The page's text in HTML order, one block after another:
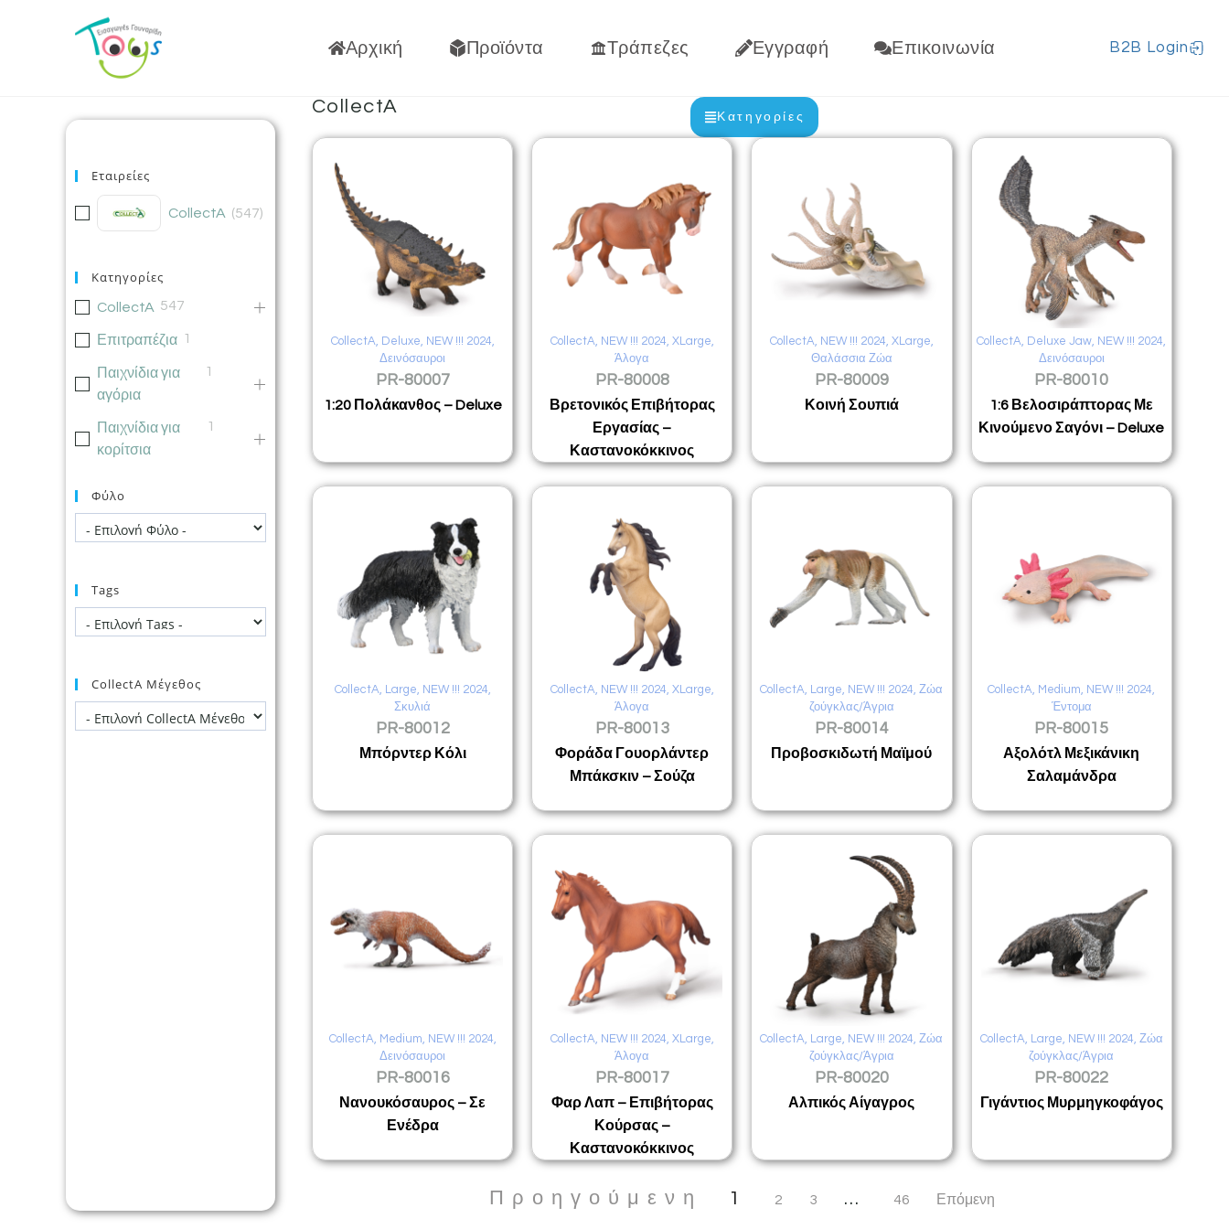
Αρχική Προϊόντα Τράπεζες Εγγραφή Επικοινωνία B2B Login
Εταιρείες
CollectA (547)
Κατηγορίες
CollectA 547
Επιτραπέζια 1
Παιχνίδια για
αγόρια
1
Παιχνίδια για
κορίτσια
1
Φύλο
Tags
CollectA Μέγεθος
CollectA Κατηγορίες
CollectA, Deluxe, NEW !!! 2024,
Δεινόσαυροι
PR-80007
1:20 Πολάκανθος – Deluxe
CollectA, NEW !!! 2024, XLarge,
Άλογα
PR-80008
Βρετονικός Επιβήτορας
Εργασίας –
Καστανοκόκκινος
CollectA, NEW !!! 2024, XLarge,
Θαλάσσια Ζώα
PR-80009
Κοινή Σουπιά
CollectA, Deluxe Jaw, NEW !!! 2024,
Δεινόσαυροι
PR-80010
1:6 Βελοσιράπτορας Με
Κινούμενο Σαγόνι – Deluxe
CollectA, Large, NEW !!! 2024,
Σκυλιά
PR-80012
Μπόρντερ Κόλι
CollectA, NEW !!! 2024, XLarge,
Άλογα
PR-80013
Φοράδα Γουορλάντερ
Μπάκσκιν – Σούζα
CollectA, Large, NEW !!! 2024,Ζώα
ζούγκλας/Άγρια
PR-80014
Προβοσκιδωτή Μαϊμού
CollectA, Medium, NEW !!! 2024,
Έντομα
PR-80015
Αξολότλ Μεξικάνικη
Σαλαμάνδρα
CollectA Medium NEW !!! 2024
Δεινόσαυροι
PR-80016
Νανουκόσαυρος – Σε
Ενέδρα
CollectA NEW !!! 2024 XLarge
Άλογα
PR-80017
Φαρ Λαπ – Επιβήτορας
Κούρσας –
Καστανοκόκκινος
CollectA Large NEW !!! 2024 ,Ζώα
ζούγκλας/Άγρια
PR-80020
Αλπικός Αίγαγρος
CollectA Large NEW !!! 2024 Ζώα
ζούγκλας/Άγρια
PR-80022
Γιγάντιος Μυρμηγκοφάγος
Προηγούμενη 1 2 3 … 46 Επόμενη